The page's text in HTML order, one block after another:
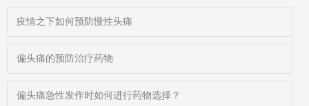
疫情之下如何预防慢性头痛
偏头痛的预防治疗药物
偏头痛急性发作时如何进行药物选择？